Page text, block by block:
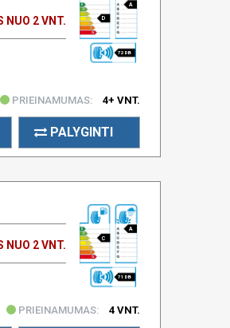
NUO 2 VNT. D
A
72 DB
PRIEINAMUMAS: 4+ VNT.
PALYGINTI
NUO 2 VNT.
C
A
71 DB
PRIEINAMUMAS: 4 VNT.